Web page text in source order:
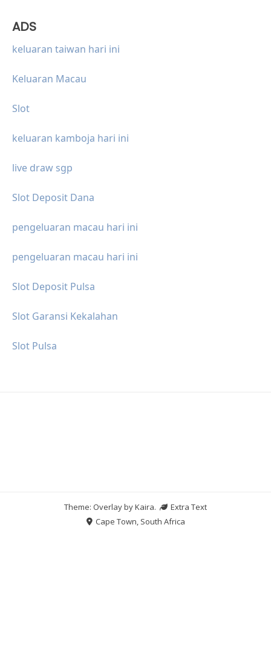
ADS
keluaran taiwan hari ini
Keluaran Macau
Slot
keluaran kamboja hari ini
live draw sgp
Slot Deposit Dana
pengeluaran macau hari ini
pengeluaran macau hari ini
Slot Deposit Pulsa
Slot Garansi Kekalahan
Slot Pulsa
Theme: Overlay byKaira.
Extra Text
Cape Town, South Africa